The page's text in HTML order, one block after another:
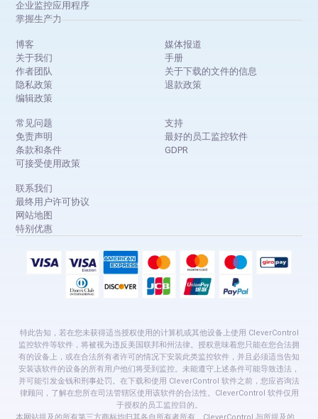
企业监控应用程序
掌握生产力
博客
关于我们
作者团队
隐私政策
编辑政策
媒体报道
手册
关于下载的文件的信息
退款政策
常见问题
免责声明
条款和条件
可接受使用政策
支持
最好的员工监控软件
GDPR
联系我们
最终用户许可协议
网站地图
特别优惠
特此告知，若在您未获得适当授权使用的计算机或其他设备上使用 CleverControl
监控软件等软件，将被视为违反美国联邦和州法律。授权意味着您只能在您合法拥
有的设备上，或在合法所有者许可的情况下安装此类监控软件，并且必须适当告知
安装该软件的设备的所有用户他们将受到监控。未能遵守上述条件可能导致违法，
并可能引发金钱和刑事处罚。在下载和使用 CleverControl 软件之前，您应咨询法
律顾问，了解在您所在司法管辖区使用该软件的合法性。CleverControl 软件仅用
于授权的员工监控目的。